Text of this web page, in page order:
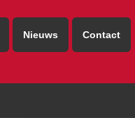
Nieuws Contact